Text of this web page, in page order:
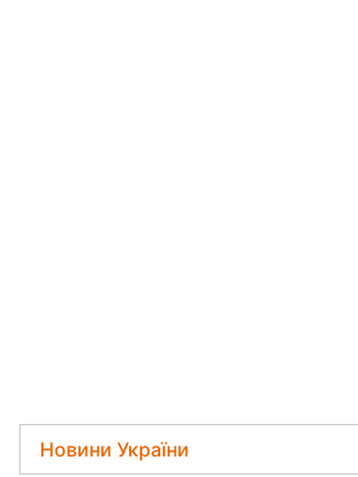
Новини України